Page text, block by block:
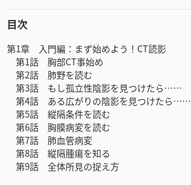
目次
第1章 入門編：まず始めよう！CT読影
第1話 胸部CT事始め
第2話 肺野を読む
第3話 もし孤立性陰影を見つけたら……
第4話 ある広がりの陰影を見つけたら……
第5話 縦隔条件を読む
第6話 胸膜病変を読む
第7話 肺血管病変
第8話 縦隔腫瘍を知る
第9話 全体所見の捉え方